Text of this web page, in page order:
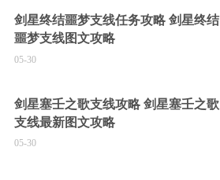
剑星终结噩梦支线任务攻略 剑星终结
噩梦支线图文攻略
05-30
剑星塞壬之歌支线攻略 剑星塞壬之歌
支线最新图文攻略
05-30